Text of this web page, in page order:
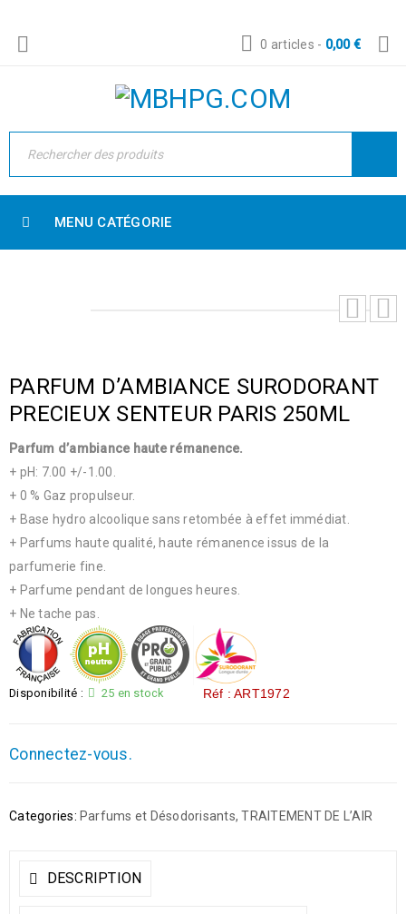
0 articles - 0,00€
MENU CATÉGORIE
PARFUM D’AMBIANCE SURODORANT
PRECIEUX SENTEUR PARIS 250ML
Parfum d’ambiance haute rémanence.
+ pH: 7.00 +/-1.00.
+ 0 % Gaz propulseur.
+ Base hydro alcoolique sans retombée à effet immédiat.
+ Parfums haute qualité, haute rémanence issus de la
parfumerie fine.
+ Parfume pendant de longues heures.
+ Ne tache pas.
Disponibilité : 25 en stock Réf : ART1972
Connectez-vous.
Categories: Parfums et Désodorisants,TRAITEMENT DE L’AIR
DESCRIPTION